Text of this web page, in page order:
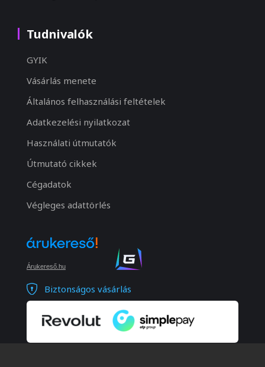
Tudnivalók
GYIK
Vásárlás menete
Általános felhasználási feltételek
Adatkezelési nyilatkozat
Használati útmutatók
Útmutató cikkek
Cégadatok
Végleges adattörlés
Árukereső.hu
Biztonságos vásárlás